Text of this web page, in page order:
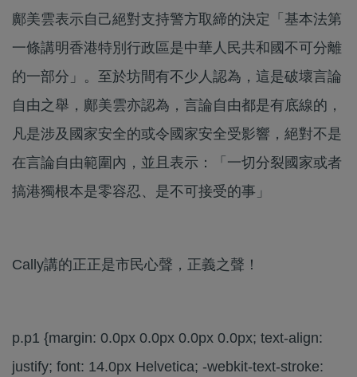
鄺美雲表示自己絕對支持警方取締的決定「基本法第
一條講明香港特別行政區是中華人民共和國不可分離
的一部分」。至於坊間有不少人認為，這是破壞言論
自由之舉，鄺美雲亦認為，言論自由都是有底線的，
凡是涉及國家安全的或令國家安全受影響，絕對不是
在言論自由範圍內，並且表示：「一切分裂國家或者
搞港獨根本是零容忍、是不可接受的事」
Cally講的正正是市民心聲，正義之聲！
p.p1 {margin: 0.0px 0.0px 0.0px 0.0px; text-align:
justify; font: 14.0px Helvetica; -webkit-text-stroke: